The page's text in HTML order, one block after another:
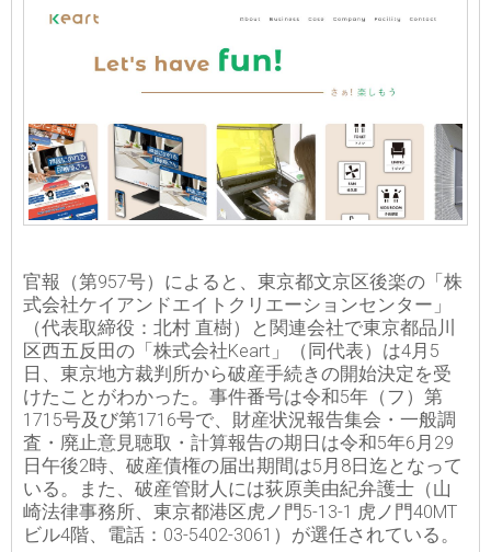
官報（第957号）によると、東京都文京区後楽の「株
式会社ケイアンドエイトクリエーションセンター」
（代表取締役：北村 直樹）と関連会社で東京都品川
区西五反田の「株式会社Keart」（同代表）は4月5
日、東京地方裁判所から破産手続きの開始決定を受
けたことがわかった。事件番号は令和5年（フ）第
1715号及び第1716号で、財産状況報告集会・一般調
査・廃止意見聴取・計算報告の期日は令和5年6月29
日午後2時、破産債権の届出期間は5月8日迄となって
いる。また、破産管財人には荻原美由紀弁護士（山
崎法律事務所、東京都港区虎ノ門5-13-1 虎ノ門40MT
ビル4階、電話：03-5402-3061）が選任されている。